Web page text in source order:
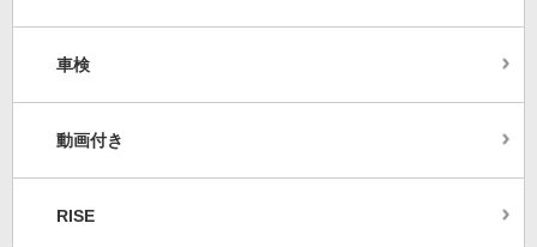
車検
動画付き
RISE